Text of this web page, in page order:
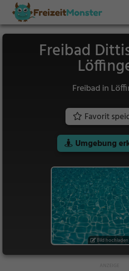
Freibad
Freibad in
Favorit
Umgebung
Bild hochladen